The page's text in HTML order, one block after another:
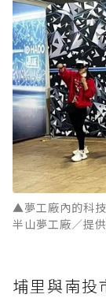
▲夢工廠內的科
半山夢工廠／提供
埔里與南投